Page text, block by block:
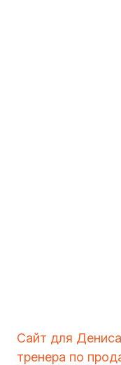
Сайт для
тренера по